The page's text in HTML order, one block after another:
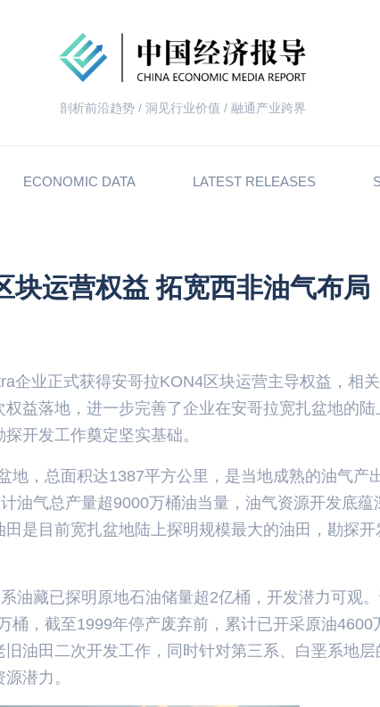
剖析前沿趋势 / 洞见行业价值 / 融通产业跨界
ECONOMIC DATA LATEST RELEASES
运营权益 拓宽西非油气布局
企业正式获得安哥拉KON4区块运营主导权益，相
益落地，进一步完善了企业在安哥拉宽扎盆地的陆
开发工作奠定坚实基础。
地，总面积达1387平方公里，是当地成熟的油气产
油气总产量超9000万桶油当量，油气资源开发底蕴
是目前宽扎盆地陆上探明规模最大的油田，勘探开
油藏已探明原地石油储量超2亿桶，开发潜力可观
，截至1999年停产废弃前，累计已开采原油4600
油田二次开发工作，同时针对第三系、白垩系地层
潜力。